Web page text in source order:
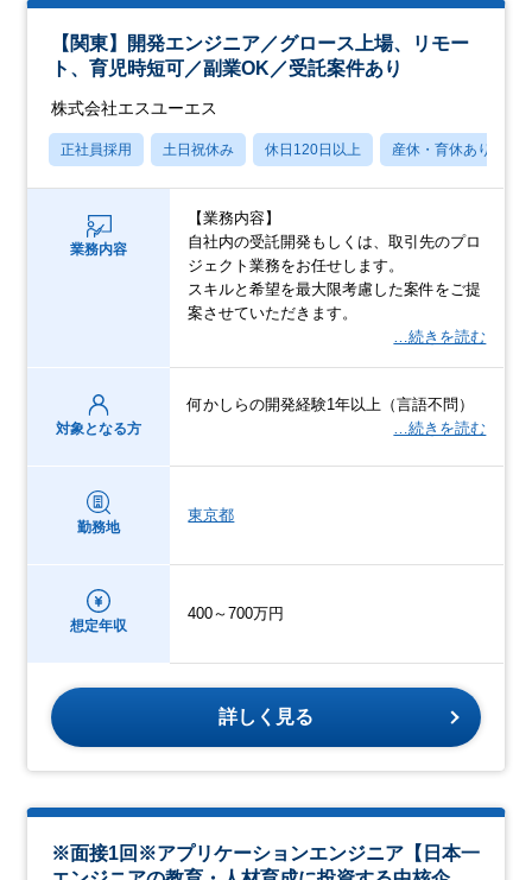
【関東】開発エンジニア／グロース上場、リモー
ト、育児時短可／副業OK／受託案件あり
株式会社エスユーエス
正社員採用 土日祝休み 休日120日以上 産休・育休あり
業務内容
【業務内容】
自社内の受託開発もしくは、取引先のプロ
ジェクト業務をお任せします。
スキルと希望を最大限考慮した案件をご提
案させていただきます。
…続きを読む
対象となる方
何かしらの開発経験1年以上（言語不問）
…続きを読む
勤務地
東京都
想定年収
400～700万円
詳しく見る
※面接1回※アプリケーションエンジニア【日本一